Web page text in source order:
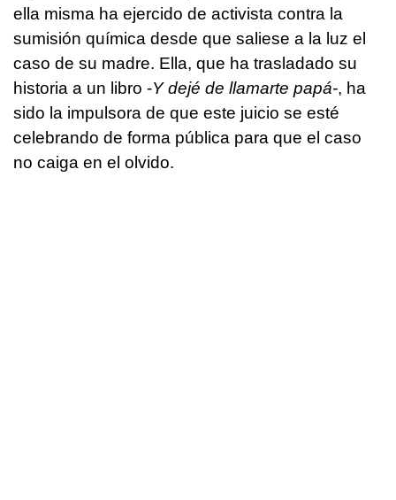
ella misma ha ejercido de activista contra la
sumisión química desde que saliese a la luz el
caso de su madre. Ella, que ha trasladado su
historia a un libro -Y dejé de llamarte papá-, ha
sido la impulsora de que este juicio se esté
celebrando de forma pública para que el caso
no caiga en el olvido.